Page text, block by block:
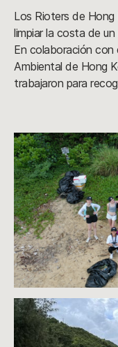
Los Rioters de Hong
limpiar la costa de
En colaboración
Ambiental de Hong
trabajaron para